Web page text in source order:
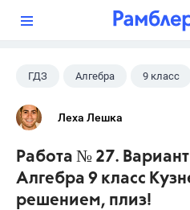
ГДЗ Алгебра 9 класс
Леха Лешка
Работа № 27.
Алгебра 9 класс
решением, плиз!